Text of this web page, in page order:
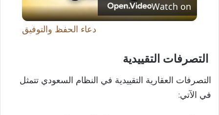
l
y
Watch on
دعاء الحفظ والتوفيق
التصرفات التقييدية
التصرفات العقارية التقييدية في النظام السعودي تتمثل
في الآتي: